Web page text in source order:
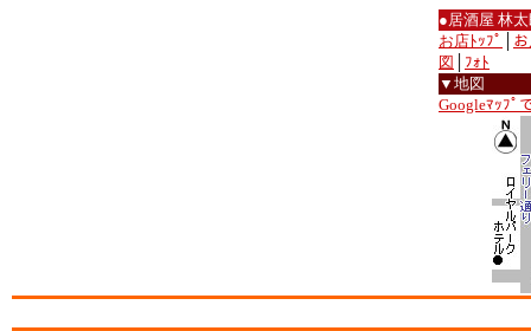
●居酒屋 林
お店ﾄｯﾌﾟ
図
ﾌｫﾄ
▼地図
Googleﾏｯﾌﾟ